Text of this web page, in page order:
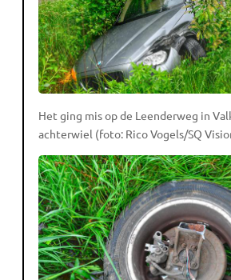
Het ging mis op de Leenderweg in
achterwiel (foto: Rico Vogels/SQ